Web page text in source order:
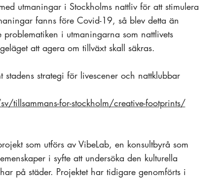
utmaningar i Stockholms nattliv för att stimulera
fanns före Covid-19, så blev detta än
i utmaningarna som nattlivets
att agera om tillväxt skall säkras.
stadens strategi för livescener och nattklubbar
tillsammans-for-stockholm/creative-footprints/
som utförs av VibeLab, en konsultbyrå som
i syfte att undersöka den kulturella
på städer. Projektet har tidigare genomförts i